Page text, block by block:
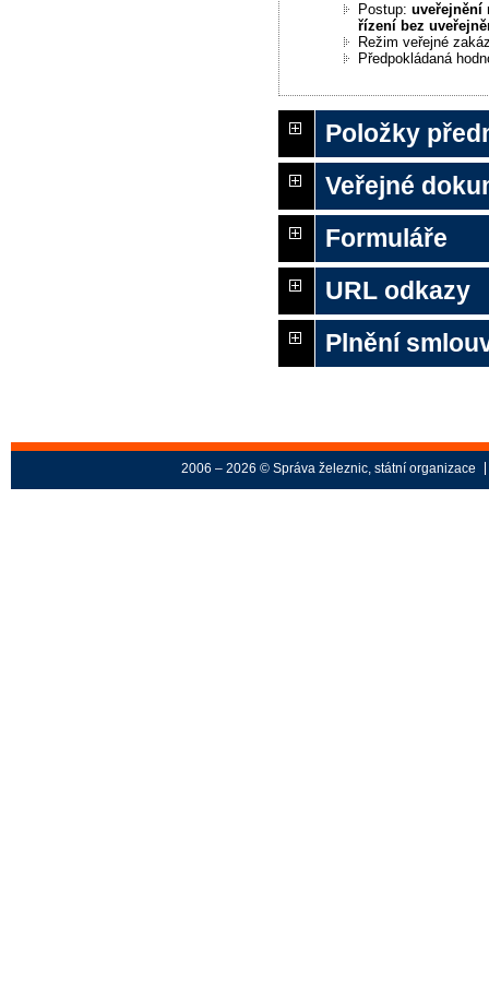
Postup:uveřejnění
řízení bez
Režim veřejné
Předpokládaná
Položky
Veřejné
Formuláře
URL odkazy
Plnění
2006 – 2026 © Správa železnic, státní organizace